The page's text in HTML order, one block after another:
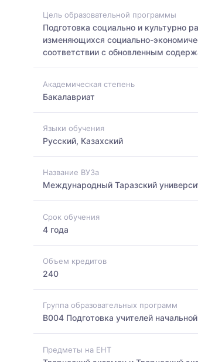
Цель образовательной программы
Подготовка социально и культурно
изменяющихся социально-
соответствии с обновленным
Академическая степень
Бакалавриат
Языки обучения
Русский, Казахский
Название ВУЗа
Международный Таразский
Срок обучения
4 года
Объем кредитов
240
Группа образовательных программ
B004 Подготовка учителей
Предметы на ЕНТ